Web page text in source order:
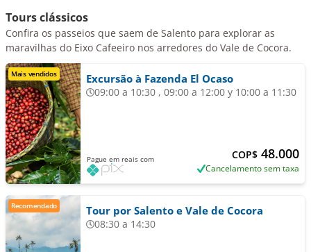
Tours clássicos
Confira os passeios que saem de Salento para explorar as
maravilhas do Eixo Cafeeiro nos arredores do Vale de Cocora.
Mais vendidos Excursão à Fazenda El Ocaso
09:00 a 10:30 , 09:00 a 12:00 y 10:00 a 11:30
COP$ 48.000
Cancelamento sem taxa
Pague em reais com
Recomendado Tour por Salento e Vale de Cocora
08:30 a 14:30